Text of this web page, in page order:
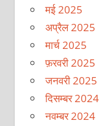
मई 2025
अप्रैल 2025
मार्च 2025
फ़रवरी 2025
जनवरी 2025
दिसम्बर 2024
नवम्बर 2024